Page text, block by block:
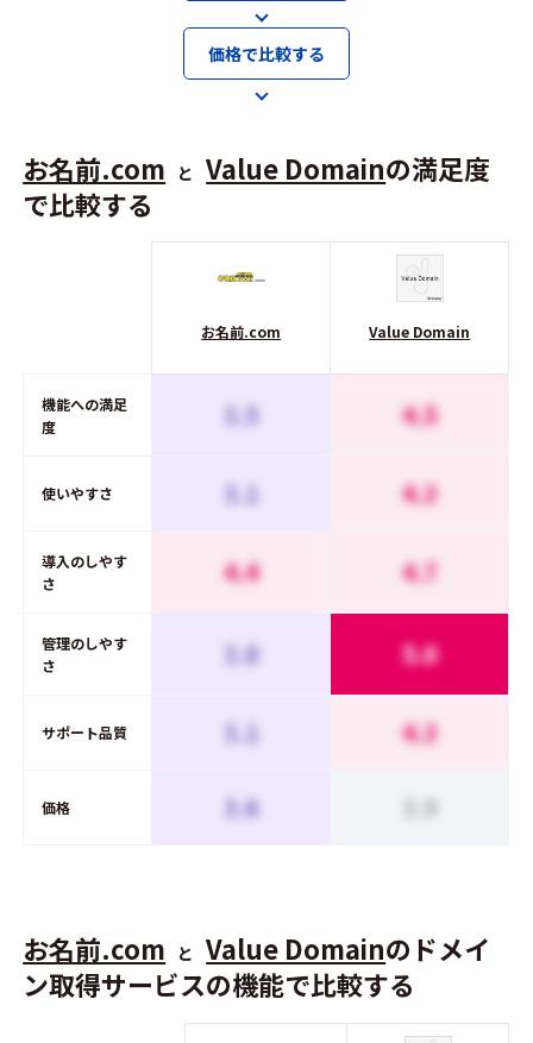
価格で比較する
お名前.com と Value Domainの満足度
で比較する
お名前.com Value Domain
機能への満足
度
3.5 4.5
使いやすさ 3.1 4.3
導入のしやす
さ
4.4 4.7
管理のしやす
さ
3.8 5.0
サポート品質 3.1 4.3
価格 3.6 3.9
お名前.com と Value Domainのドメイ
ン取得サービスの機能で比較する